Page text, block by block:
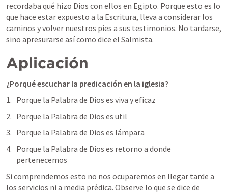
recordaba qué hizo Dios con ellos en Egipto. Porque esto es lo
que hace estar expuesto a la Escritura, lleva a considerar los
caminos y volver nuestros pies a sus testimonios. No tardarse,
sino apresurarse así como dice el Salmista.
Aplicación
¿Porqué escuchar la predicación en la iglesia?
Porque la Palabra de Dios es viva y eficaz
Porque la Palabra de Dios es util
Porque la Palabra de Dios es lámpara
Porque la Palabra de Dios es retorno a donde
pertenecemos
Si comprendemos esto no nos ocuparemos en llegar tarde a
los servicios ni a media prédica. Observe lo que se dice de